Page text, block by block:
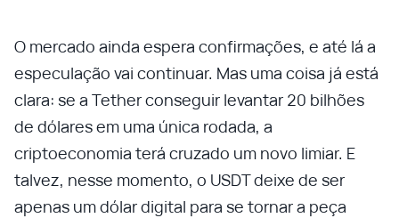
O mercado ainda espera confirmações, e até lá a
especulação vai continuar. Mas uma coisa já está
clara: se a Tether conseguir levantar 20 bilhões
de dólares em uma única rodada, a
criptoeconomia terá cruzado um novo limiar. E
talvez, nesse momento, o USDT deixe de ser
apenas um dólar digital para se tornar a peça